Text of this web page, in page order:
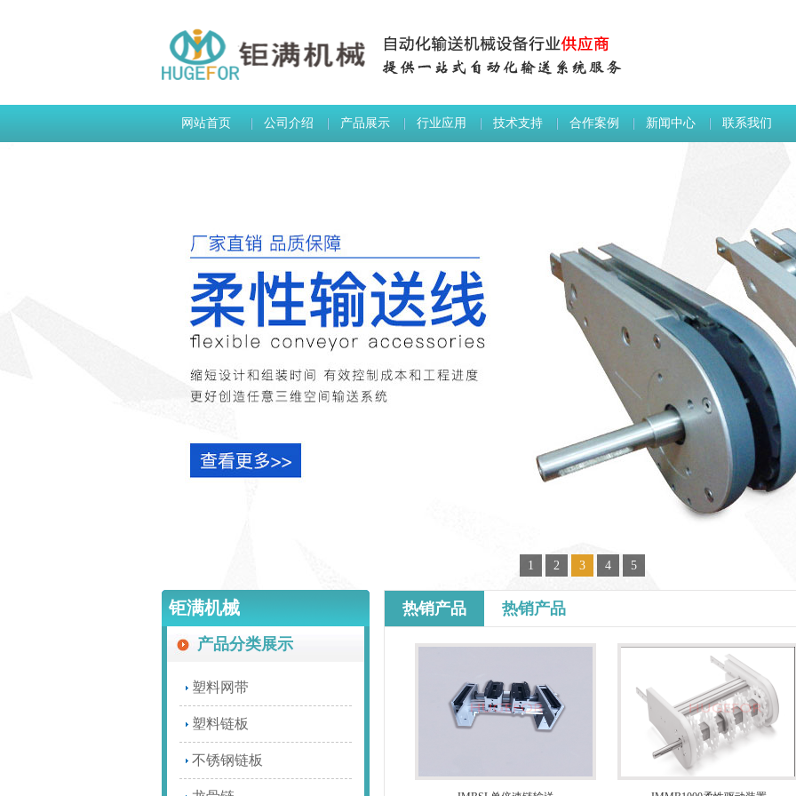
网站首页 公司介绍 产品展示 行业应用 技术支持 合作案例 新闻中心 联系我们
1 2 3 4 5
钜满机械
产品分类展示
塑料网带
塑料链板
不锈钢链板
热销产品 热销产品